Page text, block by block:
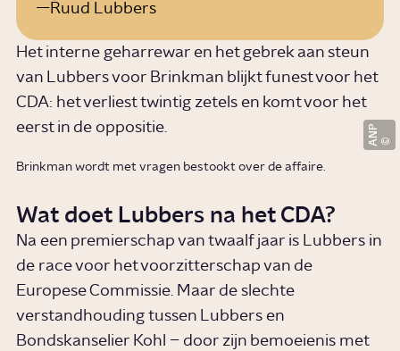
Ruud Lubbers
Het interne geharrewar en het gebrek aan steun
van Lubbers voor Brinkman blijkt funest voor het
CDA: het verliest twintig zetels en komt voor het
eerst in de oppositie.
ANP
Brinkman wordt met vragen bestookt over de affaire.
Wat doet Lubbers na het CDA?
Na een premierschap van twaalf jaar is Lubbers in
de race voor het voorzitterschap van de
Europese Commissie. Maar de slechte
verstandhouding tussen Lubbers en
Bondskanselier Kohl – door zijn bemoeienis met